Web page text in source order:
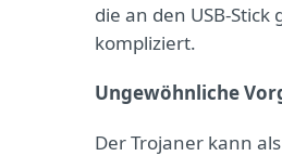
die an den USB-
kompliziert.
Ungewöhnliche
Der Trojaner kann